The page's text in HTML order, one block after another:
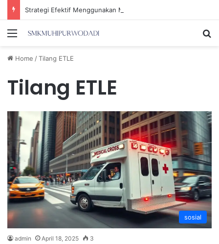
Menu
Home /Tilang ETLE
Tilang ETLE
sosial
admin April 18, 2025 3